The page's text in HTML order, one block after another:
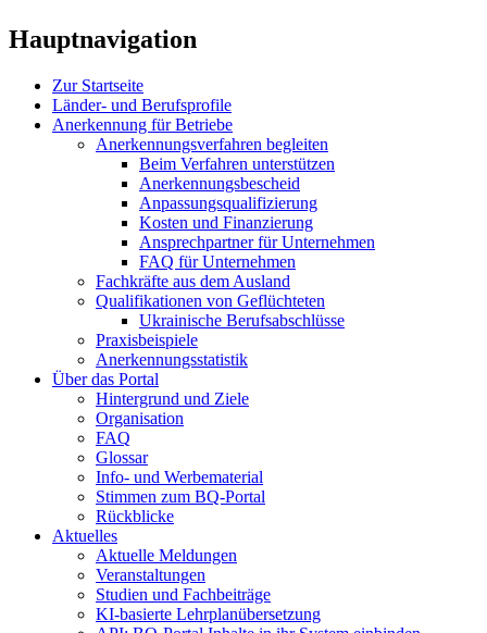
Hauptnavigation
Zur Startseite
Länder- und Berufsprofile
Anerkennung für Betriebe
Anerkennungsverfahren begleiten
Beim Verfahren unterstützen
Anerkennungsbescheid
Anpassungsqualifizierung
Kosten und Finanzierung
Ansprechpartner für Unternehmen
FAQ für Unternehmen
Fachkräfte aus dem Ausland
Qualifikationen von Geflüchteten
Ukrainische Berufsabschlüsse
Praxisbeispiele
Anerkennungsstatistik
Über das Portal
Hintergrund und Ziele
Organisation
FAQ
Glossar
Info- und Werbematerial
Stimmen zum BQ-Portal
Rückblicke
Aktuelles
Aktuelle Meldungen
Veranstaltungen
Studien und Fachbeiträge
KI-basierte Lehrplanübersetzung